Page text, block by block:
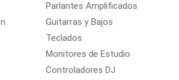
Parlantes Amplificados
Guitarras y Bajos
Teclados
Monitores de Estudio
Controladores DJ